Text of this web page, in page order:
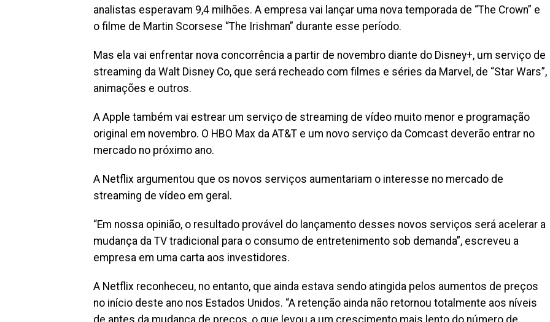
analistas esperavam 9,4 milhões. A empresa vai lançar uma nova temporada de “The Crown” e
o filme de Martin Scorsese “The Irishman” durante esse período.
Mas ela vai enfrentar nova concorrência a partir de novembro diante do Disney+, um serviço de
streaming da Walt Disney Co, que será recheado com filmes e séries da Marvel, de “Star Wars”,
animações e outros.
A Apple também vai estrear um serviço de streaming de vídeo muito menor e programação
original em novembro. O HBO Max da AT&T e um novo serviço da Comcast deverão entrar no
mercado no próximo ano.
A Netflix argumentou que os novos serviços aumentariam o interesse no mercado de
streaming de vídeo em geral.
“Em nossa opinião, o resultado provável do lançamento desses novos serviços será acelerar a
mudança da TV tradicional para o consumo de entretenimento sob demanda”, escreveu a
empresa em uma carta aos investidores.
A Netflix reconheceu, no entanto, que ainda estava sendo atingida pelos aumentos de preços
no início deste ano nos Estados Unidos. “A retenção ainda não retornou totalmente aos níveis
de antes da mudança de preços, o que levou a um crescimento mais lento do número de